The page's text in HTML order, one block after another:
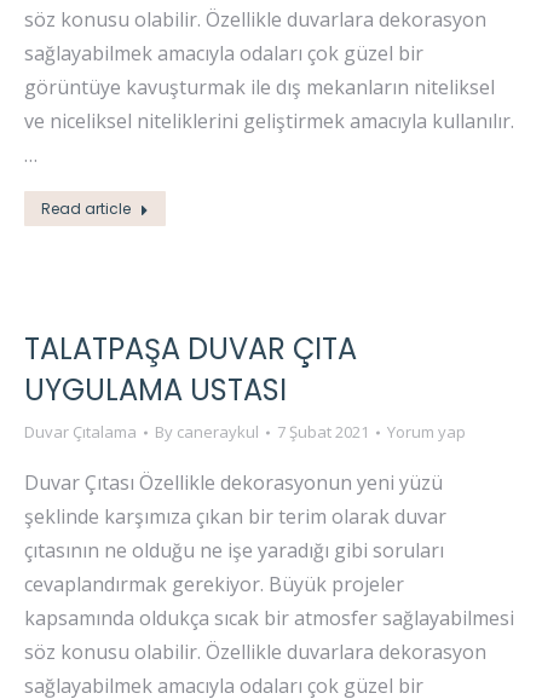
söz konusu olabilir. Özellikle duvarlara dekorasyon
sağlayabilmek amacıyla odaları çok güzel bir
görüntüye kavuşturmak ile dış mekanların niteliksel
ve niceliksel niteliklerini geliştirmek amacıyla kullanılır.
…
Read article
TALATPAŞA DUVAR ÇITA
UYGULAMA USTASI
Duvar Çıtalama By caneraykul 7 Şubat 2021 Yorum yap
Duvar Çıtası Özellikle dekorasyonun yeni yüzü
şeklinde karşımıza çıkan bir terim olarak duvar
çıtasının ne olduğu ne işe yaradığı gibi soruları
cevaplandırmak gerekiyor. Büyük projeler
kapsamında oldukça sıcak bir atmosfer sağlayabilmesi
söz konusu olabilir. Özellikle duvarlara dekorasyon
sağlayabilmek amacıyla odaları çok güzel bir